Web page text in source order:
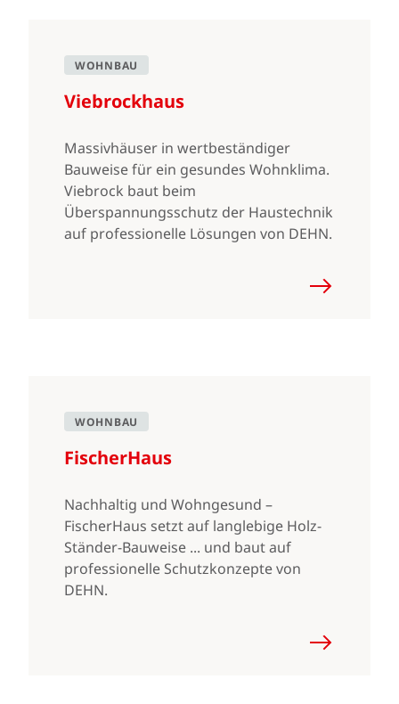
WOHNBAU
Viebrockhaus
Massivhäuser in wertbeständiger
Bauweise für ein gesundes Wohnklima.
Viebrock baut beim
Überspannungsschutz der Haustechnik
auf professionelle Lösungen von DEHN.
WOHNBAU
FischerHaus
Nachhaltig und Wohngesund –
FischerHaus setzt auf langlebige Holz-
Ständer-Bauweise ... und baut auf
professionelle Schutzkonzepte von
DEHN.